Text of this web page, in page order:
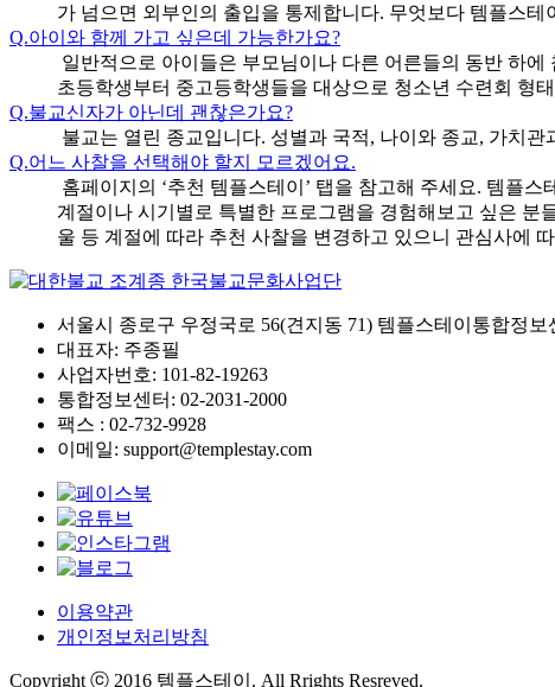
가 넘으면 외부인의 출입을 통제합니다. 무엇보다 템플스
Q.아이와 함께 가고 싶은데 가능한가요?
일반적으로 아이들은 부모님이나 다른 어른들의 동반 하
초등학생부터 중고등학생들을 대상으로 청소년 수련회 형
Q.불교신자가 아닌데 괜찮은가요?
불교는 열린 종교입니다. 성별과 국적, 나이와 종교, 가치
Q.어느 사찰을 선택해야 할지 모르겠어요.
홈페이지의 ‘추천 템플스테이’ 탭을 참고해 주세요. 템플
계절이나 시기별로 특별한 프로그램을 경험해보고 싶은 분
울 등 계절에 따라 추천 사찰을 변경하고 있으니 관심사에
서울시 종로구 우정국로 56(견지동 71) 템플스테이통합정보
대표자: 주종필
사업자번호: 101-82-19263
통합정보센터: 02-2031-2000
팩스 : 02-732-9928
이메일: support@templestay.com
이용약관
개인정보처리방침
Copyright ⓒ 2016 템플스테이. All Rrights Resreved.